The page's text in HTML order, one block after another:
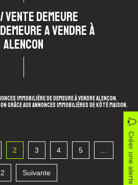
VENTE DEMEURE
A VENDRE À
ALENCON
immobilière de Demeure à vendre Alencon.
aux annonces immobilières de KÔTÉ MAISON.
Créer une alerte
2 3 4 5
Suivante